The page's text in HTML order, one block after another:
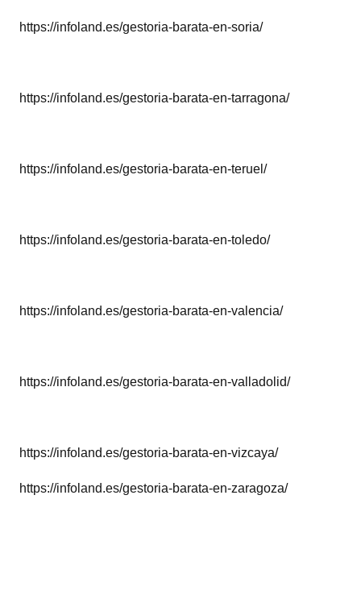
https://infoland.es/gestoria-barata-en-soria/
https://infoland.es/gestoria-barata-en-tarragona/
https://infoland.es/gestoria-barata-en-teruel/
https://infoland.es/gestoria-barata-en-toledo/
https://infoland.es/gestoria-barata-en-valencia/
https://infoland.es/gestoria-barata-en-valladolid/
https://infoland.es/gestoria-barata-en-vizcaya/
https://infoland.es/gestoria-barata-en-zaragoza/